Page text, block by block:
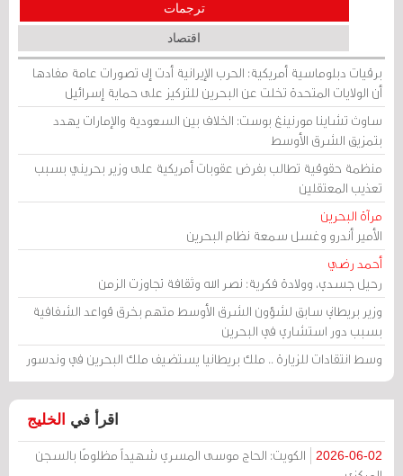
ترجمات
اقتصاد
برقيات دبلوماسية أمريكية: الحرب الإيرانية أدت إلى تصورات عامة مفادها
أن الولايات المتحدة تخلت عن البحرين للتركيز على حماية إسرائيل
ساوث تشاينا مورنينغ بوست: الخلاف بين السعودية والإمارات يهدد
بتمزيق الشرق الأوسط
منظمة حقوقية تطالب بفرض عقوبات أمريكية على وزير بحريني بسبب
تعذيب المعتقلين
مرآة البحرين
الأمير أندرو وغسل سمعة نظام البحرين
أحمد رضي
رحيل جسدي، وولادة فكرية: نصر الله وثقافة تجاوزت الزمن
وزير بريطاني سابق لشؤون الشرق الأوسط متهم بخرق قواعد الشفافية
بسبب دور استشاري في البحرين
وسط انتقادات للزيارة .. ملك بريطانيا يستضيف ملك البحرين في وندسور
اقرأ في الخليج
2026-06-02
الكويت: الحاج موسى المسري شهيداً مظلومًا بالسجن